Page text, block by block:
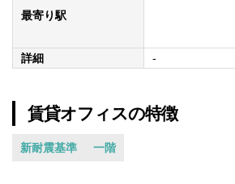
最寄り駅
詳細 -
賃貸オフィスの特徴
新耐震基準 一階